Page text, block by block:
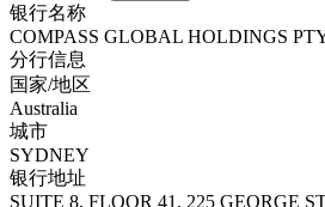
银行名称
COMPASS GLOBAL HOLDINGS
分行信息
国家/地区
Australia
城市
SYDNEY
银行地址
SUITE 8, FLOOR 41, 225 GEORGE